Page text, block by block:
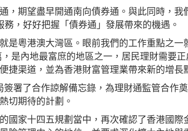
，期望盡早開通南向債券通。與此同時，我
，好好把握「債券通」發展帶來的機遇。
是粵港澳大灣區。眼前我們的工作重點之一
是內地最富庶的地區之一，居民理財需要
捷渠道，並為香港財富管理業帶來新的增長
簽署了合作諒解備忘錄，為理財通監管合作
切期待的計劃。
國家十四五規劃當中，再次確認了香港國際